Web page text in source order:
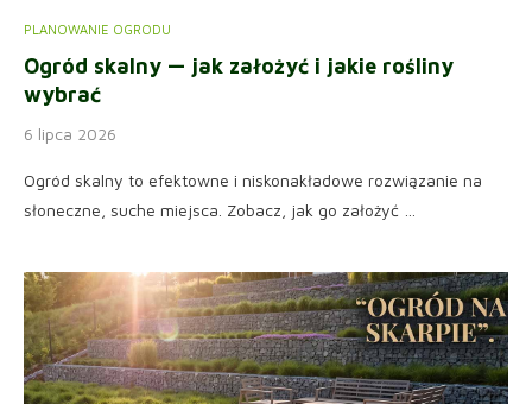
PLANOWANIE OGRODU
Ogród skalny — jak założyć i jakie rośliny
wybrać
6 lipca 2026
Ogród skalny to efektowne i niskonakładowe rozwiązanie na
słoneczne, suche miejsca. Zobacz, jak go założyć …